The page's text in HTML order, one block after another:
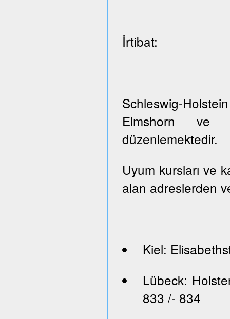
İrtibat:
Schleswig-
Elmshorn ve
düzenlemektedir.
Uyum kursları ve
alan adreslerden
Kiel:
Lübeck:
833 /- 834